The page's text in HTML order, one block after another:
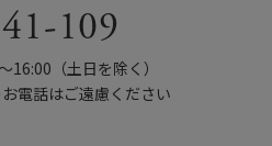
109
16:00（土日を除く）
電話はご遠慮ください